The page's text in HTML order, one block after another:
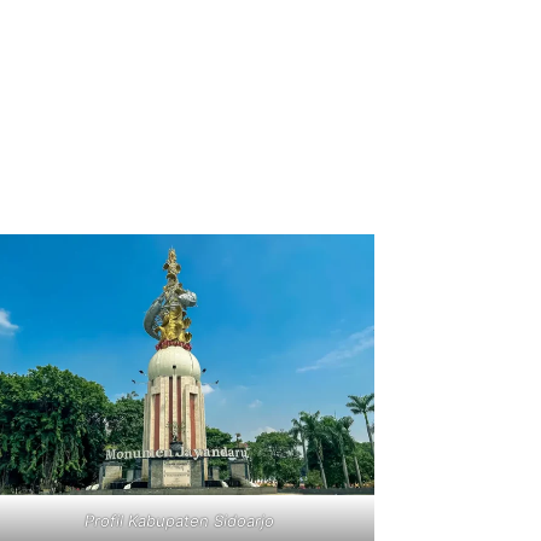
Profil Kabupaten Sidoarjo